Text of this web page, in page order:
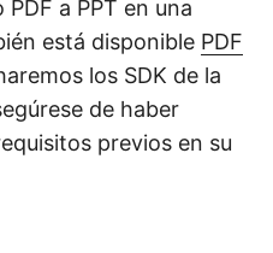
a PPT en una
está disponible PDF
los SDK de la
de haber
previos en su